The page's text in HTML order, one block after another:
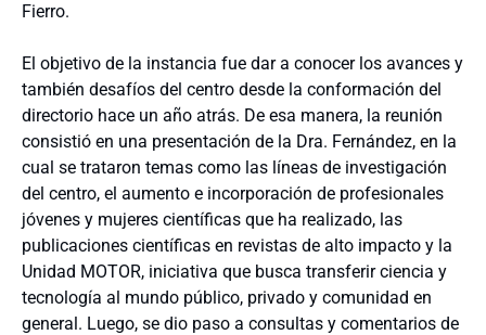
Fierro.
El objetivo de la instancia fue dar a conocer los avances y
también desafíos del centro desde la conformación del
directorio hace un año atrás. De esa manera, la reunión
consistió en una presentación de la Dra. Fernández, en la
cual se trataron temas como las líneas de investigación
del centro, el aumento e incorporación de profesionales
jóvenes y mujeres científicas que ha realizado, las
publicaciones científicas en revistas de alto impacto y la
Unidad MOTOR, iniciativa que busca transferir ciencia y
tecnología al mundo público, privado y comunidad en
general. Luego, se dio paso a consultas y comentarios de